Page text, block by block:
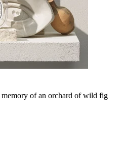
of an orchard of wild fig